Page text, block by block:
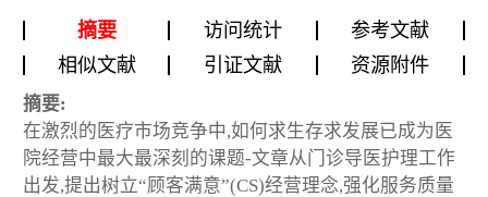
摘要 访问统计
参考文献
相似文献
引证文献 资源附件
摘要:
在激烈的医疗市场竞争中,如何求生存求发展已成为医
院经营中最大最深刻的课题-文章从门诊导医护理工作
出发,提出树立“顾客满意”(CS)经营理念,强化服务质量